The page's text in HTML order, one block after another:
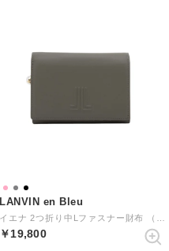
LANVIN en Bleu
￥19,800